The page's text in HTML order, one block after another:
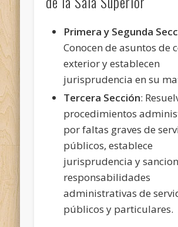
Primera y Segunda
Conocen de asuntos de
exterior y establecen
jurisprudencia en su
Tercera Sección:
procedimientos
por faltas graves de
públicos, establece
jurisprudencia y
responsabilidades
administrativas de
públicos y particulares.